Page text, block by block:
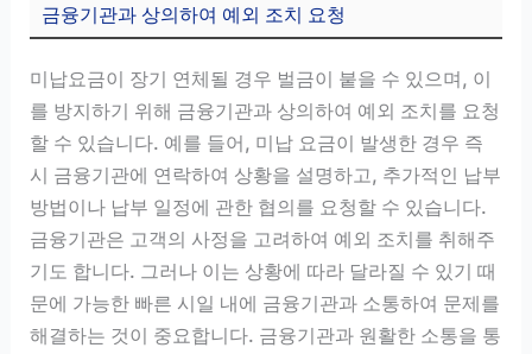
금융기관과 상의하여 예외 조치 요청
미납요금이 장기 연체될 경우 벌금이 붙을 수 있으며, 이
를 방지하기 위해 금융기관과 상의하여 예외 조치를 요청
할 수 있습니다. 예를 들어, 미납 요금이 발생한 경우 즉
시 금융기관에 연락하여 상황을 설명하고, 추가적인 납부
방법이나 납부 일정에 관한 협의를 요청할 수 있습니다.
금융기관은 고객의 사정을 고려하여 예외 조치를 취해주
기도 합니다. 그러나 이는 상황에 따라 달라질 수 있기 때
문에 가능한 빠른 시일 내에 금융기관과 소통하여 문제를
해결하는 것이 중요합니다. 금융기관과 원활한 소통을 통